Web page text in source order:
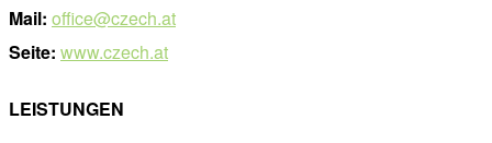
Mail: office@czech.at
Seite: www.czech.at
LEISTUNGEN